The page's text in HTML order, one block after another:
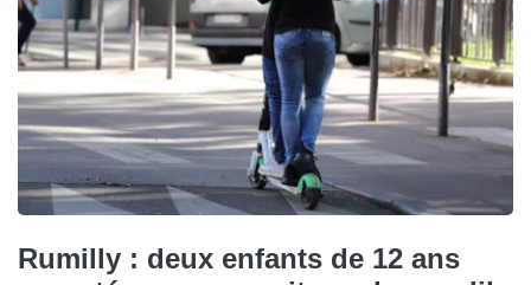
Rumilly : deux enfants de 12 ans